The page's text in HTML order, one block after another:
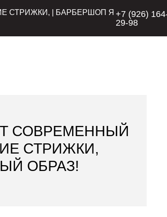
СТРИЖКИ, | БАРБЕРШОП Я +7 (926)
29-98
СОВРЕМЕННЫЙ
СТРИЖКИ,
ОБРАЗ!